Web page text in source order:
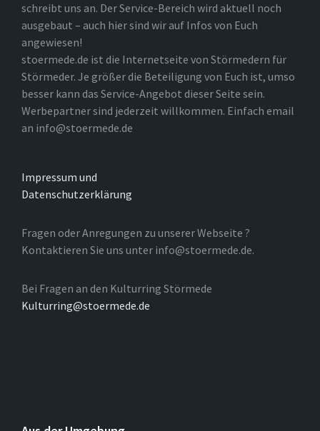
schreibt uns an. Der Service-Bereich wird aktuell noch
ausgebaut – auch hier sind wir auf Infos von Euch
angewiesen!
stoermede.de ist die Internetseite von Störmedern für
Störmeder. Je größer die Beteiligung von Euch ist, umso
besser kann das Service-Angebot dieser Seite sein.
Werbepartner sind jederzeit willkommen. Einfach email
an info@stoermede.de
Impressum und
Datenschutzerklärung
Fragen oder Anregungen zu unserer Webseite ?
Kontaktieren Sie uns unter info@stoermede.de.
Bei Fragen an den Kulturring Störmede
Kulturring@stoermede.de